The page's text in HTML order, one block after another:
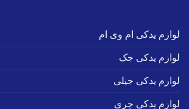
لوازم یدکی ام وی ام
لوازم یدکی جک
لوازم یدکی جیلی
لوازم یدکی چری